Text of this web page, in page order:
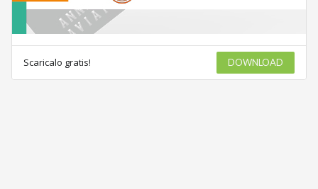
Scaricalo gratis! DOWNLOAD